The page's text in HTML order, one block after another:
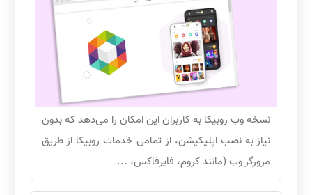
نسخه وب روبیکا به کاربران این امکان را می‌دهد که بدون
نیاز به نصب اپلیکیشن، از تمامی خدمات روبیکا از طریق
مرورگر وب (مانند کروم، فایرفاکس، ...